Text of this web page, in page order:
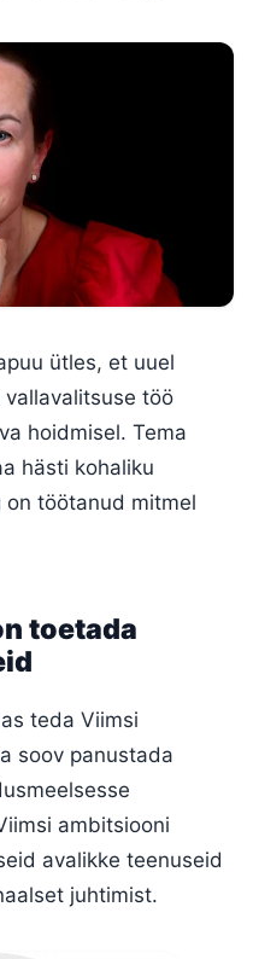
ütles, et uuel
töö
hoidmisel. Tema
hästi kohaliku
on töötanud mitmel
toetada
teda Viimsi
soov panustada
ambitsiooni
avalikke teenuseid
juhtimist.